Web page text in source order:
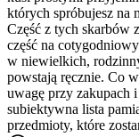
których spróbujesz na
Część z tych skarbów
część na
w niewielkich,
powstają ręcznie. Co
uwagę przy zakupach
subiektywna lista
przedmioty, które